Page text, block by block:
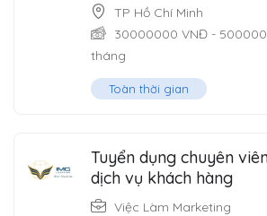
TP Hồ Chí Minh
30000000 VNĐ -
tháng
Toàn thời gian
Tuyển dụng chuyên
dịch vụ khách hàng
Việc Làm Marketing